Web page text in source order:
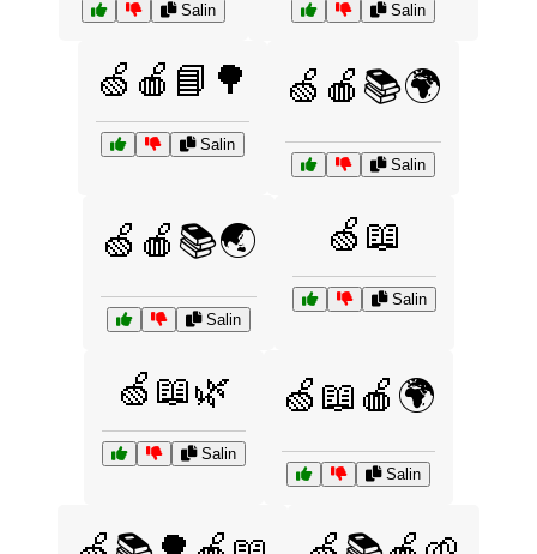
Salin Salin
🍏🍎📘🌳
Salin
🍏🍎📚🌍
Salin
🍏🍎📚🌏
Salin
🍏📖
Salin
🍏📖🌿
Salin
🍏📖🍎🌍
Salin